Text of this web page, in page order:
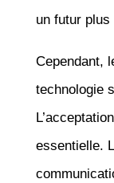
un futur
Cependant,
technologie
essentielle.